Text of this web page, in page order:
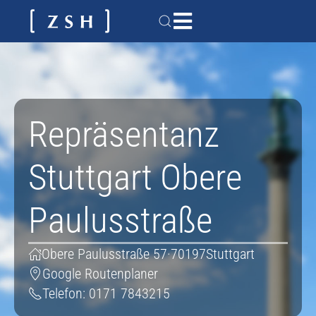
Repräsentanz
Stuttgart Obere
Paulusstraße
Obere Paulusstraße 57·70197Stuttgart
Google Routenplaner
Telefon: 0171 7843215